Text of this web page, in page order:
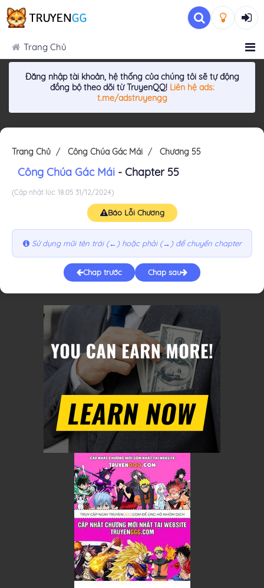
Trang Chủ
Đăng nhập tài khoản, hệ thống của chúng tôi sẽ tự động
đồng bộ theo dõi từ TruyenQQ! Liên hệ ads:
t.me/adstruyengg
Trang Chủ Công Chúa Gác Mái Chương 55
Công Chúa Gác Mái - Chapter 55
(Cập nhật lúc: 18:05 31/12/2024)
Báo Lỗi Chương
Sử dụng mũi tên trái (←) hoặc phải (→) để chuyển chapter
Chap trước Chap sau